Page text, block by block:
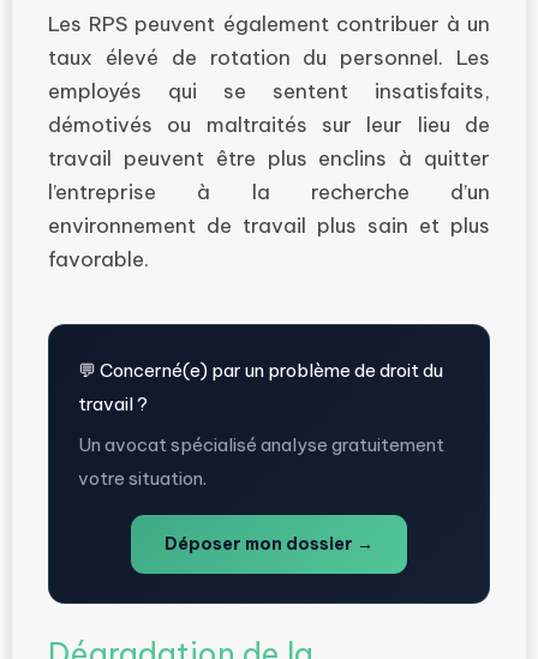
Les RPS peuvent également contribuer à un
taux élevé de rotation du personnel. Les
employés qui se sentent insatisfaits,
démotivés ou maltraités sur leur lieu de
travail peuvent être plus enclins à quitter
l’entreprise à la recherche d’un
environnement de travail plus sain et plus
favorable.
💬 Concerné(e) par un problème de droit du
travail ?
Un avocat spécialisé analyse gratuitement
votre situation.
Déposer mon dossier →